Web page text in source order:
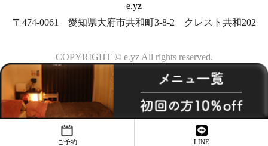
e.yz
〒474-0061 愛知県大府市共和町3-8-2 クレスト共和202
COPYRIGHT © e.yz All rights reserved.
ご予約 LINE